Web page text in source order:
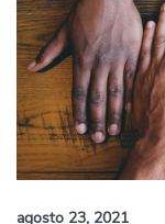
agosto 23, 2021